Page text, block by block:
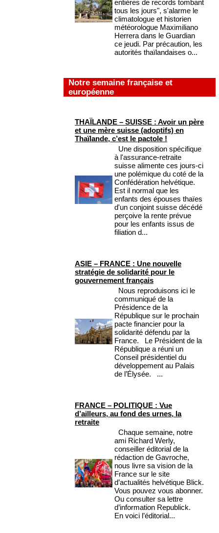
entières de records tombant
tous les jours", s'alarme le
climatologue et historien
météorologue Maximiliano
Herrera dans le Guardian
ce jeudi. Par précaution, les
autorités thaïlandaises o...
Notre semaine française et
européenne
THAÏLANDE – SUISSE : Avoir un père
et une mère suisse (adoptifs) en
Thaïlande, c’est le pactole !
Une disposition spécifique
à l'assurance-retraite
suisse alimente ces jours-ci
une polémique du coté de la
Confédération helvétique.
Est il normal que les
enfants des épouses thaïes
d'un conjoint suisse décédé
perçoive la rente prévue
pour les enfants issus de
filiation d...
ASIE – FRANCE : Une nouvelle
stratégie de solidarité pour le
gouvernement français
Nous reproduisons ici le
communiqué de la
Présidence de la
République sur le prochain
pacte financier pour la
solidarité défendu par la
France. Le Président de la
République a réuni un
Conseil présidentiel du
développement au Palais
de l’Élysée. ...
FRANCE – POLITIQUE : Vue
d’ailleurs, au fond des urnes, la
retraite
Chaque semaine, notre
ami Richard Werly,
conseiller éditorial de la
rédaction de Gavroche,
nous livre sa vision de la
France sur le site
d’actualités helvétique Blick.
Vous pouvez vous abonner.
Ou consulter sa lettre
d’information Republick.
En voici l’éditorial...